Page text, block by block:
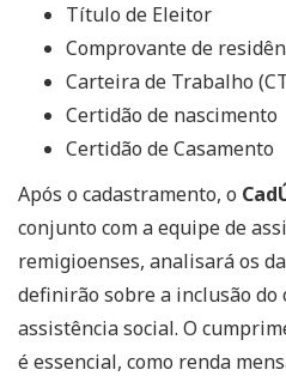
Título de Eleitor
Comprovante de
Carteira de Trabalho
Certidão de nascimento
Certidão de Casamento
Após o cadastramento, o
conjunto com a equipe de
remigioenses, analisará os
definirão sobre a inclusão
assistência social. O
é essencial, como renda